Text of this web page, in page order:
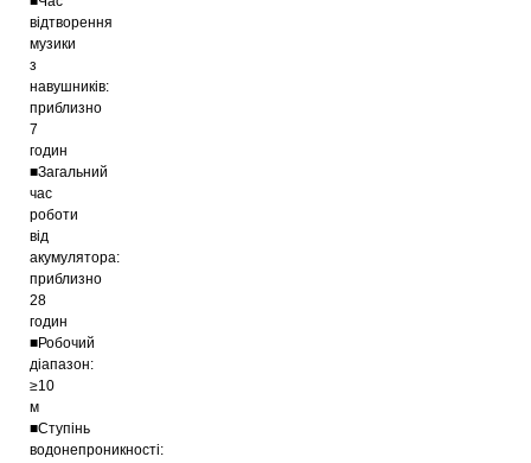
відтворення
музики
з
навушників:
приблизно
7
годин
■Загальний
час
роботи
від
акумулятора:
приблизно
28
годин
■Робочий
діапазон:
≥10
м
■Ступінь
водонепроникності: